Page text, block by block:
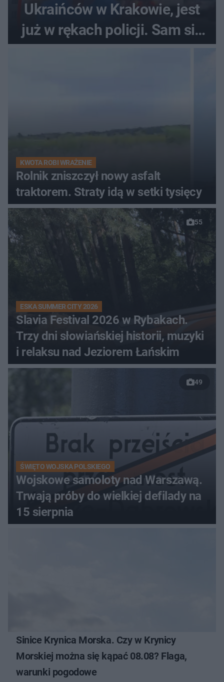
Ukraińców w Krakowie, jest
już w rękach policji. Sam się
KWOTA ROBI WRAŻENIE
Rolnik zniszczył nowy asfalt
traktorem. Straty idą w setki tysięcy
55
ESKA SUMMER CITY 2026
Slavia Festival 2026 w Rybakach.
Trzy dni słowiańskiej historii, muzyki
i relaksu nad Jeziorem Łańskim
49
ŚWIĘTO WOJSKA POLSKIEGO
Wojskowe samoloty nad Warszawą.
Trwają próby do wielkiej defilady na
15 sierpnia
Sinice Krynica Morska. Czy w Krynicy
Morskiej można się kąpać 08.08? Flaga,
warunki pogodowe